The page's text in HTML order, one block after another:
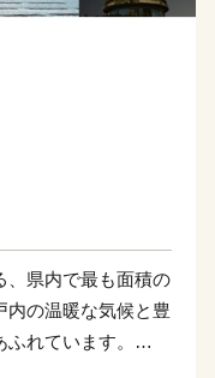
県内で最も面積の
内の温暖な気候と豊
れています。